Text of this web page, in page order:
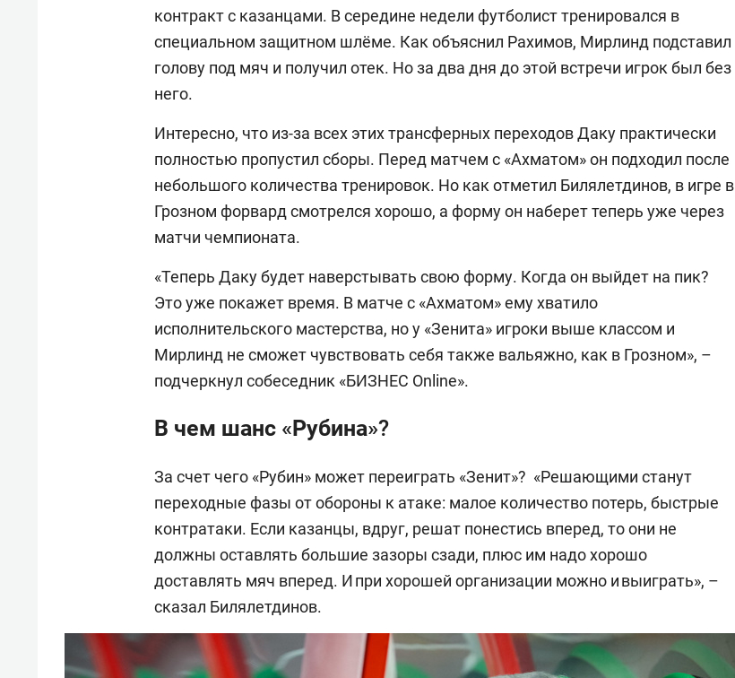
контракт с казанцами. В середине недели футболист тренировался в
специальном защитном шлёме. Как объяснил Рахимов, Мирлинд подставил
голову под мяч и получил отек. Но за два дня до этой встречи игрок был без
него.
Интересно, что из-за всех этих трансферных переходов Даку практически
полностью пропустил сборы. Перед матчем с «Ахматом» он подходил после
небольшого количества тренировок. Но как отметил Билялетдинов, в игре в
Грозном форвард смотрелся хорошо, а форму он наберет теперь уже через
матчи чемпионата.
«Теперь Даку будет наверстывать свою форму. Когда он выйдет на пик?
Это уже покажет время. В матче с «Ахматом» ему хватило
исполнительского мастерства, но у «Зенита» игроки выше классом и
Мирлинд не сможет чувствовать себя также вальяжно, как в Грозном», –
подчеркнул собеседник «БИЗНЕС Online».
В чем шанс «Рубина»?
За счет чего «Рубин» может переиграть «Зенит»? «Решающими станут
переходные фазы от обороны к атаке: малое количество потерь, быстрые
контратаки. Если казанцы, вдруг, решат понестись вперед, то они не
должны оставлять большие зазоры сзади, плюс им надо хорошо
доставлять мяч вперед. И при хорошей организации можно и выиграть», –
сказал Билялетдинов.